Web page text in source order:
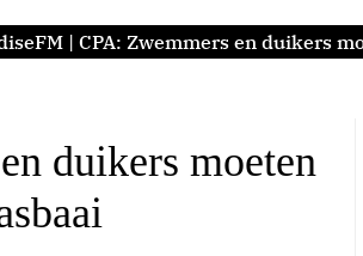
| CPA: Zwemmers en duikers
duikers moeten